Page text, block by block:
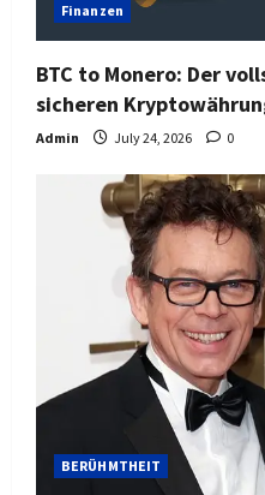
Finanzen
BTC to Monero: Der
sicheren
Admin July 24, 2026 0
BERÜHMTHEIT